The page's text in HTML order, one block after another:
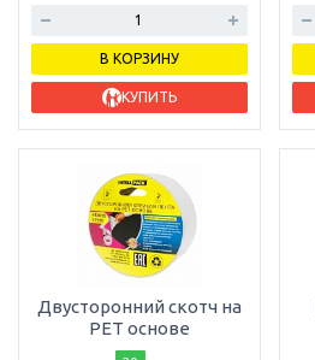
В КОРЗИНУ
КУПИТЬ
Двусторонний скотч на
PET основе